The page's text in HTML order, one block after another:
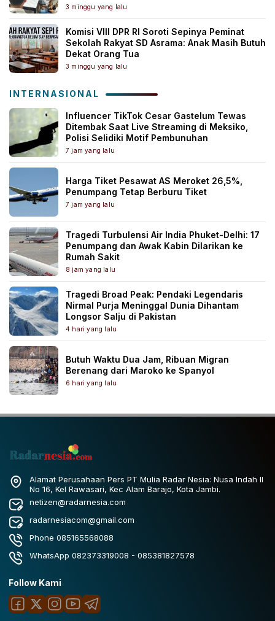
3 minggu yang lalu
Komisi VIII DPR RI Soroti Sepinya Peminat
Sekolah Rakyat SD Asrama: Anak Masih Butuh
Dekat Orang Tua
3 minggu yang lalu
INTERNASIONAL
Influencer TikTok Cesar Gastelum Tewas
Ditembak Saat Live Streaming di Meksiko,
Polisi Selidiki Motif Pembunuhan
7 jam yang lalu
Harga Tiket Pesawat AS Meroket 26,5%,
Penumpang Tetap Berburu Tiket
7 jam yang lalu
Tragedi Turbulensi Air India Phuket-Delhi: 17
Penumpang dan Awak Kabin Dilarikan ke
Rumah Sakit
8 jam yang lalu
Tragedi Broad Peak: Pendaki Legendaris
Nirmal Purja Meninggal Dunia Dihantam
Longsor Salju di Pakistan
4 hari yang lalu
Butuh Waktu Dua Jam, Ribuan Migran
Berenang dari Maroko ke Spanyol
6 hari yang lalu
Alamat Perusahaan Pers PT Mulia Radar Nesia: Nusa Indah II
No 16, Kel Rawasari, Kec Alam Barajo, Kota Jambi.
netizen@radarnesia.com
radarnesiacom@gmail.com
Phone 085165568088
WhatsApp 082373319008 - 085381827578
Follow Kami